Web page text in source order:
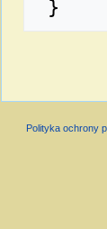
Polityka ochrony